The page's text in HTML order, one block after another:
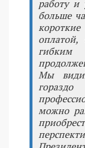
работу и
больше
Мы
можно